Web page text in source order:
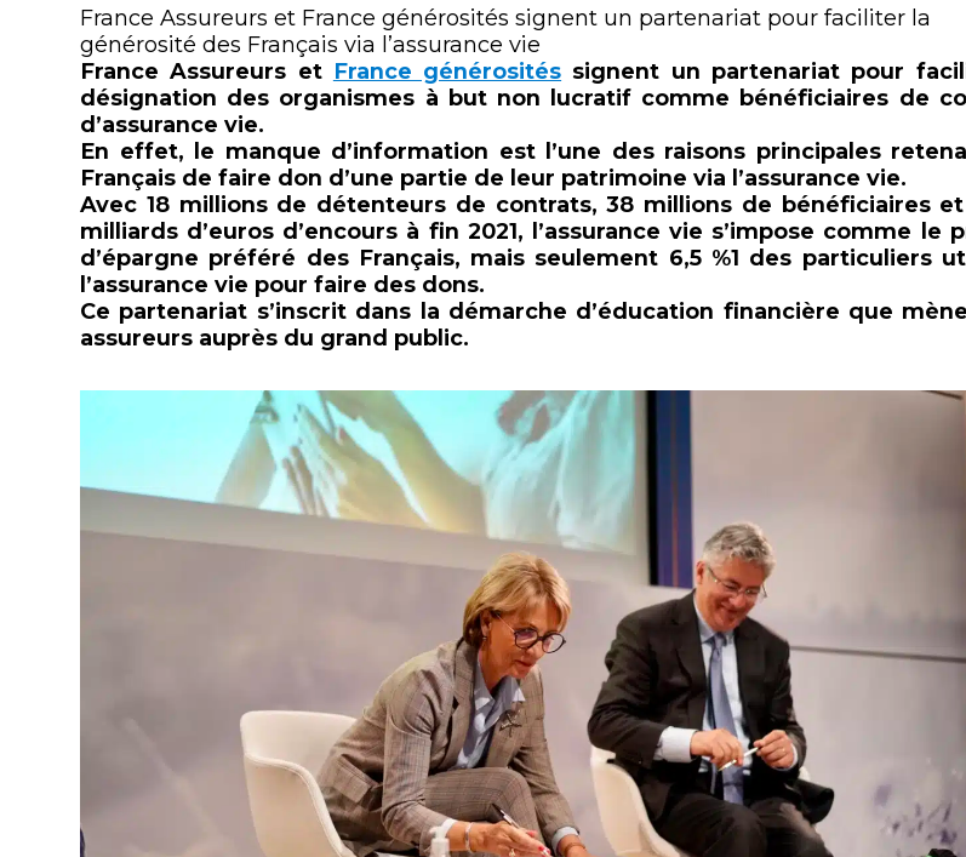
France Assureurs et France générosités signent un partenariat pour faciliter la
générosité des Français via l’assurance vie
France Assureurs et France générosités signent un partenariat pour
désignation des organismes à but non lucratif comme bénéficiaires de
d’assurance vie.
En effet, le manque d’information est l’une des raisons principales
Français de faire don d’une partie de leur patrimoine via l’assurance vie.
Avec 18 millions de détenteurs de contrats, 38 millions de bénéficiaires et
milliards d’euros d’encours à fin 2021, l’assurance vie s’impose comme le
d’épargne préféré des Français, mais seulement 6,5 %1 des particuliers
l’assurance vie pour faire des dons.
Ce partenariat s’inscrit dans la démarche d’éducation financière que
assureurs auprès du grand public.